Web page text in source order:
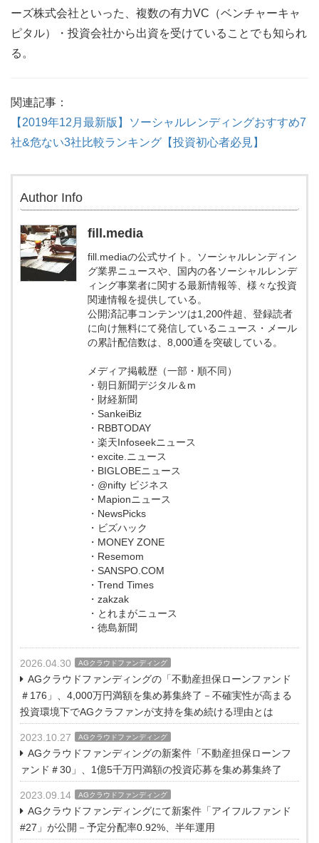
ーズ株式会社といった、複数の有力VC（ベンチャーキャ
ピタル）・投資会社から出資を受けていることでも知られ
る。
関連記事：
【2019年12月最新版】ソーシャルレンディングおすすめ7
社&危ない3社比較ランキング【投資初心者必見】
Author Info
fill.media
fill.mediaの公式サイト。ソーシャルレンディン
グ業界ニュースや、国内の各ソーシャルレンデ
ィング事業者に関する最新情報等、様々な投資
関連情報を提供している。
公開済記事コンテンツは1,200件超、登録読者
に向け無料にて発信しているニュース・メール
の累計配信数は、8,000通を突破している。
メディア掲載歴（一部・順不同）
・朝日新聞デジタル＆m
・財経新聞
・SankeiBiz
・RBBTODAY
・楽天Infoseekニュース
・excite.ニュース
・BIGLOBEニュース
・@nifty ビジネス
・Mapionニュース
・NewsPicks
・ビズハック
・MONEY ZONE
・Resemom
・SANSPO.COM
・Trend Times
・zakzak
・とれまがニュース
・徳島新聞
2026.04.30 AGクラウドファンディング
AGクラウドファンディングの「不動産担保ローンファンド
＃176」、4,000万円満額を集め募集終了－不確実性が高まる
投資環境下でAGクラファンが支持を集め続ける理由とは
2023.10.27 AGクラウドファンディング
AGクラウドファンディングの新案件「不動産担保ローンフ
ァンド＃30」、1億5千万円満額の投資応募を集め募集終了
2023.09.14 AGクラウドファンディング
AGクラウドファンディングにて新案件「アイフルファンド
#27」が公開－予定分配率0.92%、半年運用